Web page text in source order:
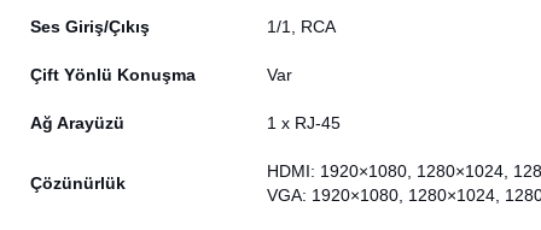
Ses Giriş/Çıkış 1/1, RCA
Çift Yönlü Konuşma Var
Ağ Arayüzü 1 x RJ-45
Çözünürlük
HDMI: 1920×1080, 1280×1024,
VGA: 1920×1080, 1280×1024,